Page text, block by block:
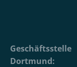
Geschäftsstelle
Dortmund: